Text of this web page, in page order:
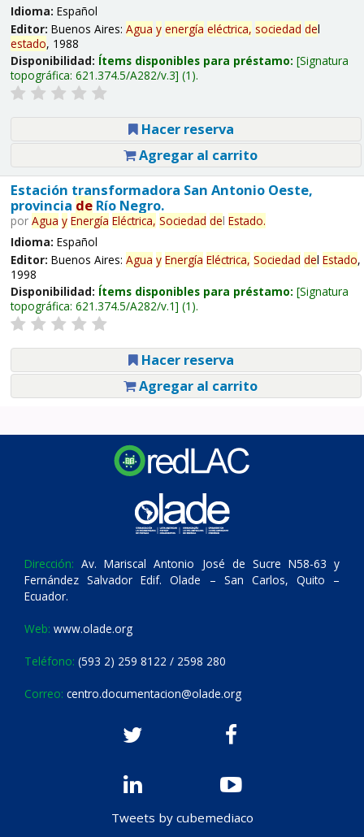
Idioma: Español
Editor: Buenos Aires: Agua y energía eléctrica, sociedad del
estado, 1988
Disponibilidad: Ítems disponibles para préstamo: Signatura
topográfica: 621.374.5/A282/v.3 (1).
Hacer reserva
Agregar al carrito
Estación transformadora San Antonio Oeste,
provincia deRío Negro.
por Agua y Energía Eléctrica, Sociedad del Estado.
Idioma: Español
Editor: Buenos Aires: Agua y Energía Eléctrica, Sociedad del Estado,
1998
Disponibilidad: Ítems disponibles para préstamo: Signatura
topográfica: 621.374.5/A282/v.1 (1).
Hacer reserva
Agregar al carrito
Dirección: Av. Mariscal Antonio José de Sucre N58-63 y
Fernández Salvador Edif. Olade – San Carlos, Quito –
Ecuador.
Web: www.olade.org
Teléfono: (593 2) 259 8122 / 2598 280
Correo: centro.documentacion@olade.org
Tweets by cubemediaco